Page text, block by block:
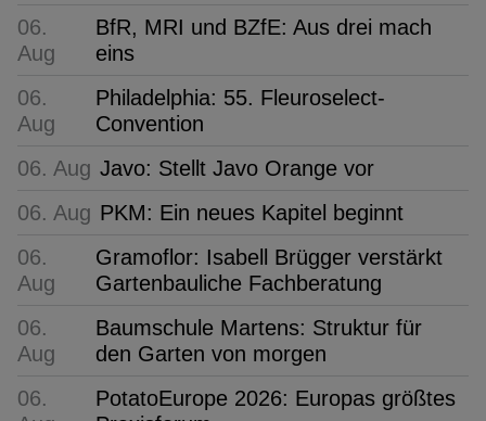
06.
Aug
BfR, MRI und BZfE: Aus drei mach
eins
06.
Aug
Philadelphia: 55. Fleuroselect-
Convention
06. Aug Javo: Stellt Javo Orange vor
06. Aug PKM: Ein neues Kapitel beginnt
06.
Aug
Gramoflor: Isabell Brügger verstärkt
Gartenbauliche Fachberatung
06.
Aug
Baumschule Martens: Struktur für
den Garten von morgen
06.
PotatoEurope 2026: Europas größtes